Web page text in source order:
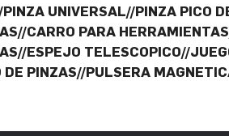
UNIVERSAL//PINZA PICO
CARRO PARA
ESPEJO TELESCOPICO//
DE PINZAS//PULSERA